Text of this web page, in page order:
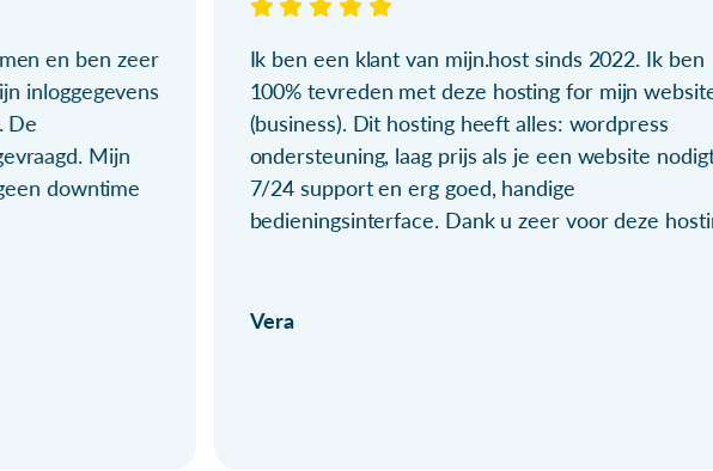
en ben zeer
inloggegevens
De
Mijn
downtime
Ik ben een klant van mijn.host sinds 2022. Ik ben
100% tevreden met deze hosting for mijn
(business). Dit hosting heeft alles: wordpress
ondersteuning, laag prijs als je een website
7/24 support en erg goed, handige
bedieningsinterface. Dank u zeer voor deze
Vera